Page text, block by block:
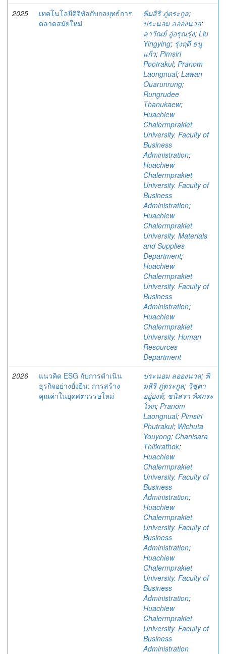
2025
เทคโนโลยีดิจิทัลกับกลยุทธ์การ
ตลาดสมัยใหม่
พิมสิริ ภู่ตระกูล;
ประนอม ลอองนวล;
ลาวัณย์ อู่อรุณรุ่ง; Liu
Yingying; รุ่งฤดี ธนู
แก้ว; Pimsiri
Pootrakul; Pranom
Laongnual; Lawan
Ouarunrung;
Rungrudee
Thanukaew;
Huachiew
Chalermprakiet
University. Faculty of
Business
Administration;
Huachiew
Chalermprakiet
University. Faculty of
Business
Administration;
Huachiew
Chalermprakiet
University. Materials
and Supplies
Department;
Huachiew
Chalermprakiet
University. Faculty of
Business
Administration;
Huachiew
Chalermprakiet
University. Human
Resources
Department
2026
แนวคิด ESG กับการดำเนิน
ธุรกิจอย่างยั่งยืน: การสร้าง
คุณค่าในยุคศตวรรษใหม่
ประนอม ลอองนวล; พิ
มสิริ ภู่ตระกูล; วิชุตา
อยู่ยงค์; ชนิสรา ทิศกระ
โทก; Pranom
Laongnual; Pimsiri
Phutrakul; Wichuta
Youyong; Chanisara
Thitkrathok;
Huachiew
Chalermprakiet
University. Faculty of
Business
Administration;
Huachiew
Chalermprakiet
University. Faculty of
Business
Administration;
Huachiew
Chalermprakiet
University. Faculty of
Business
Administration;
Huachiew
Chalermprakiet
University. Faculty of
Business
Administration